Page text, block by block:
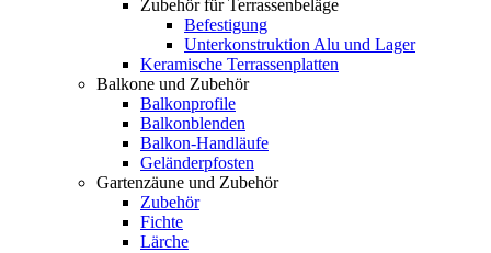
Zubehör für Terrassenbeläge
Befestigung
Unterkonstruktion Alu und Lager
Keramische Terrassenplatten
Balkone und Zubehör
Balkonprofile
Balkonblenden
Balkon-Handläufe
Geländerpfosten
Gartenzäune und Zubehör
Zubehör
Fichte
Lärche